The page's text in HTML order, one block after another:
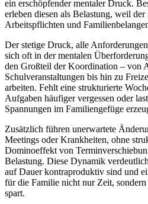
ein erschöpfender mentaler Druck.
erleben diesen als Belastung, weil
Arbeitspflichten und
Der stetige Druck, alle
sich oft in der mentalen
den Großteil der Koordination – von
Schulveranstaltungen bis hin zu
arbeiten. Fehlt eine strukturierte
Aufgaben häufiger vergessen oder
Spannungen im Familiengefüge
Zusätzlich führen unerwartete
Meetings oder Krankheiten, ohne
Dominoeffekt von
Belastung. Diese Dynamik
auf Dauer kontraproduktiv sind und
für die Familie nicht nur Zeit, sondern
spart.